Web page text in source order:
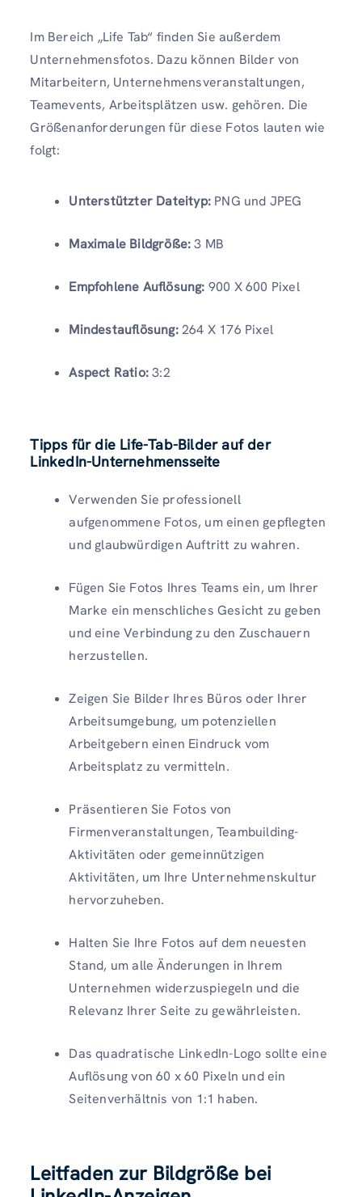
Im Bereich „Life Tab“ finden Sie außerdem
Unternehmensfotos. Dazu können Bilder von
Mitarbeitern, Unternehmensveranstaltungen,
Teamevents, Arbeitsplätzen usw. gehören. Die
Größenanforderungen für diese Fotos lauten wie
folgt:
Unterstützter Dateityp: PNG und JPEG
Maximale Bildgröße:3 MB
Empfohlene Auflösung: 900 X 600 Pixel
Mindestauflösung:264 X 176 Pixel
Aspect Ratio:3:2
Tipps für die Life-Tab-Bilder auf der
LinkedIn-Unternehmensseite
Verwenden Sie professionell
aufgenommene Fotos, um einen gepflegten
und glaubwürdigen Auftritt zu wahren.
Fügen Sie Fotos Ihres Teams ein, um Ihrer
Marke ein menschliches Gesicht zu geben
und eine Verbindung zu den Zuschauern
herzustellen.
Zeigen Sie Bilder Ihres Büros oder Ihrer
Arbeitsumgebung, um potenziellen
Arbeitgebern einen Eindruck vom
Arbeitsplatz zu vermitteln.
Präsentieren Sie Fotos von
Firmenveranstaltungen, Teambuilding-
Aktivitäten oder gemeinnützigen
Aktivitäten, um Ihre Unternehmenskultur
hervorzuheben.
Halten Sie Ihre Fotos auf dem neuesten
Stand, um alle Änderungen in Ihrem
Unternehmen widerzuspiegeln und die
Relevanz Ihrer Seite zu gewährleisten.
Das quadratische LinkedIn-Logo sollte eine
Auflösung von 60 x 60 Pixeln und ein
Seitenverhältnis von 1:1 haben.
Leitfaden zur Bildgröße bei